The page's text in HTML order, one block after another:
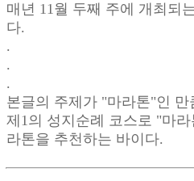
매년 11월 두째 주에 개최되
다.
.
.
.
본글의 주제가 "마라톤"인 만
제1의 성지순례 코스로 "마
라톤을 추천하는 바이다.